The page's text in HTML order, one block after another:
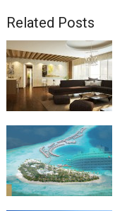
Related Posts